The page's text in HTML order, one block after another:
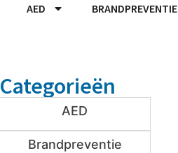
AED BRANDPREVENTIE
Categorieën
AED
Brandpreventie